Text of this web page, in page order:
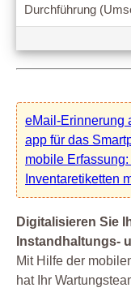
Durchführung
eMail-Erinnerung
app für das
mobile
Inventaretiketten
Digitalisieren Sie
Instandhaltungs-
Mit Hilfe der
hat Ihr